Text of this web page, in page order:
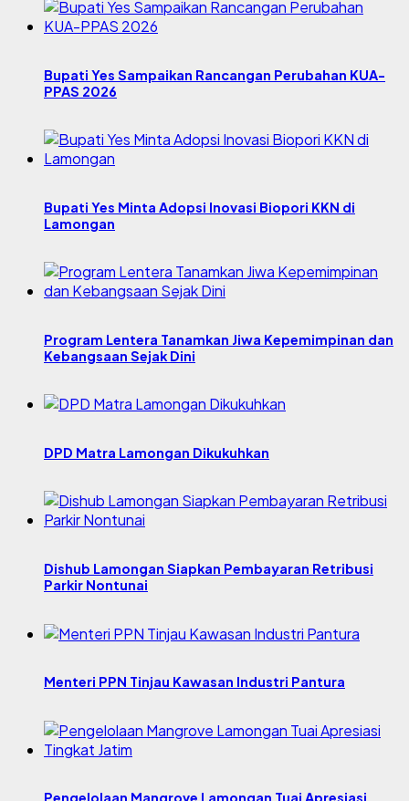
Bupati Yes Sampaikan Rancangan Perubahan KUA-
PPAS 2026
Bupati Yes Minta Adopsi Inovasi Biopori KKN di
Lamongan
Program Lentera Tanamkan Jiwa Kepemimpinan dan
Kebangsaan Sejak Dini
DPD Matra Lamongan Dikukuhkan
Dishub Lamongan Siapkan Pembayaran Retribusi
Parkir Nontunai
Menteri PPN Tinjau Kawasan Industri Pantura
Pengelolaan Mangrove Lamongan Tuai Apresiasi